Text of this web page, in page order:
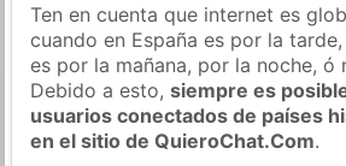
Ten en cuenta que internet es
cuando en España es por la
es por la mañana, por la noche, ó
Debido a esto,siempre es
usuarios conectados de países
en el sitio de QuieroChat.Com.